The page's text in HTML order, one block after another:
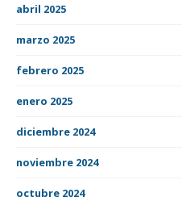
abril 2025
marzo 2025
febrero 2025
enero 2025
diciembre 2024
noviembre 2024
octubre 2024